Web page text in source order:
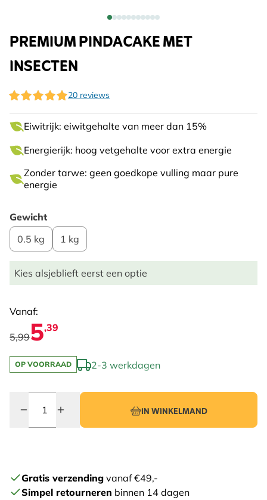
PREMIUM PINDACAKE MET
INSECTEN
20 reviews
Eiwitrijk: eiwitgehalte van meer dan 15%
Energierijk: hoog vetgehalte voor extra energie
Zonder tarwe: geen goedkope vulling maar pure
energie
Gewicht
0.5 kg
1 kg
Kies alsjeblieft eerst een optie
Vanaf:
5,995,39
OP VOORRAAD 2-3 werkdagen
IN WINKELMAND
Gratis verzending vanaf €49,-
Simpel retourneren binnen 14 dagen